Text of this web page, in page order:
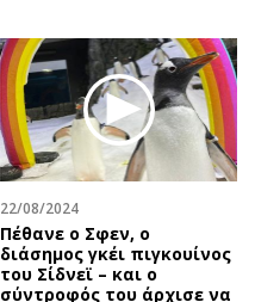
22/08/2024
Πέθανε ο Σφεν, ο
διάσημος γκέι πιγκουίνος
του Σίδνεϊ – και ο
σύντροφός του άρχισε να